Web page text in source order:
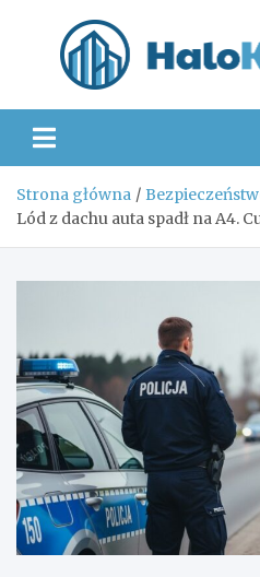
Strona główna
Lód z dachu auta spadł na A4.